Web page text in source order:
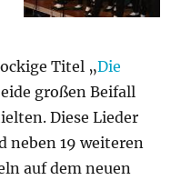
Titel „Die
großen Beifall
Diese Lieder
neben 19 weiteren
auf dem neuen